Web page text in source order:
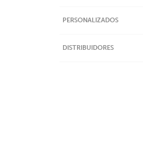
PERSONALIZADOS
DISTRIBUIDORES